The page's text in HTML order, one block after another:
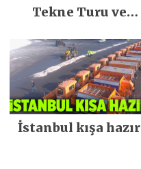
Tekne Turu ve
İstanbul kışa hazır